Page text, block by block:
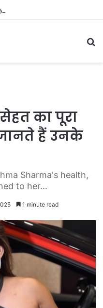
na iPhone
का पूरा
हैं उनके
Sharma's health,
to her...
1 minute read